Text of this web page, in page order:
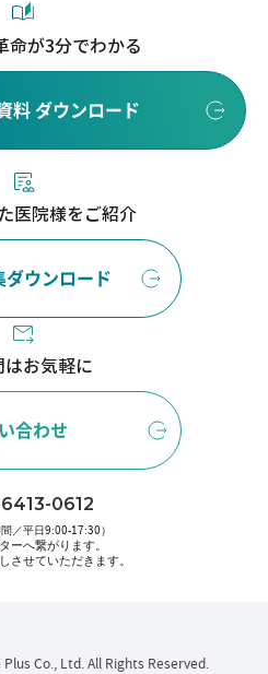
命が3分でわかる
料 ダウンロード
医院様をご紹介
ダウンロード
はお気軽に
合わせ
0612
間／平日9:00-17:30）
ーへ繋がります。
させていただきます。
Co., Ltd. All Rights Reserved.